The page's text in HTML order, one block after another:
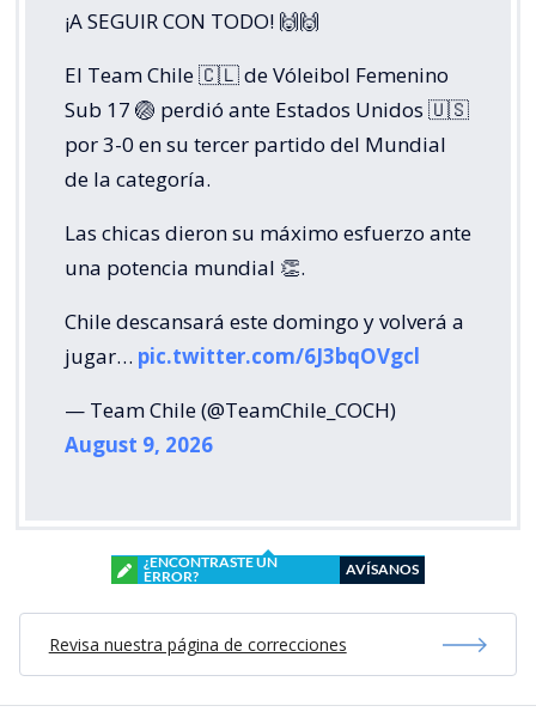
¡A SEGUIR CON TODO! 🙌🙌
El Team Chile 🇨🇱 de Vóleibol Femenino
Sub 17 🏐 perdió ante Estados Unidos 🇺🇸
por 3-0 en su tercer partido del Mundial
de la categoría.
Las chicas dieron su máximo esfuerzo ante
una potencia mundial 👏.
Chile descansará este domingo y volverá a
jugar… pic.twitter.com/6J3bqOVgcl
— Team Chile (@TeamChile_COCH)
August 9, 2026
¿ENCONTRASTE UN
ERROR?
AVÍSANOS
Revisa nuestra página de correcciones